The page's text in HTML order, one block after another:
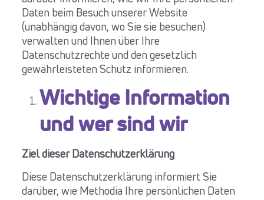
Daten beim Besuch unserer Website
(unabhängig davon, wo Sie sie besuchen)
verwalten und Ihnen über Ihre
Datenschutzrechte und den gesetzlich
gewährleisteten Schutz informieren.
Wichtige Information
und wer sind wir
Ziel dieser Datenschutzerklärung
Diese Datenschutzerklärung informiert Sie
darüber, wie Methodia Ihre persönlichen Daten